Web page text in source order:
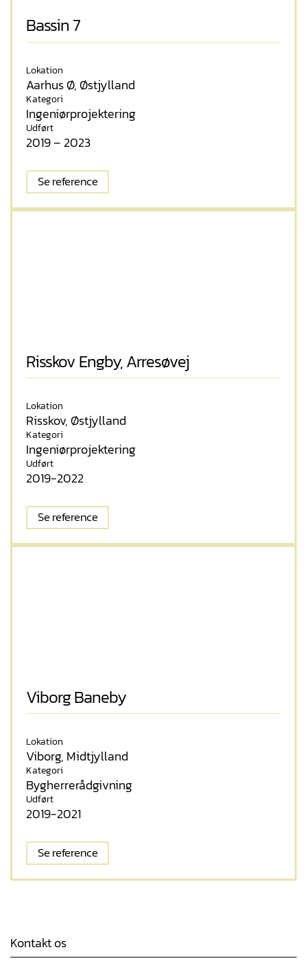
Bassin 7
Lokation
Aarhus Ø, Østjylland
Kategori
Ingeniørprojektering
Udført
2019 – 2023
Se reference
Risskov Engby, Arresøvej
Lokation
Risskov, Østjylland
Kategori
Ingeniørprojektering
Udført
2019-2022
Se reference
Viborg Baneby
Lokation
Viborg, Midtjylland
Kategori
Bygherrerådgivning
Udført
2019-2021
Se reference
Kontakt os